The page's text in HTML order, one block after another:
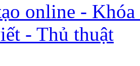
online -
- Thủ thuật